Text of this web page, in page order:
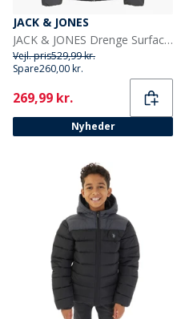
JACK & JONES
JACK & JONES Drenge Surface Puffer Jakke Asphalt/Sort
Vejl. pris529,99 kr.
Spare260,00 kr.
Current
269,99 kr.
Nyheder